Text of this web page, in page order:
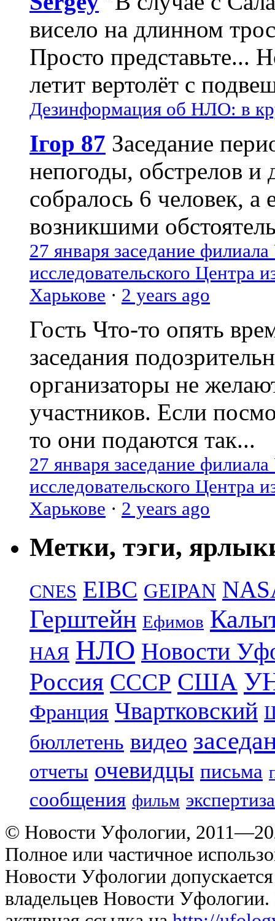
висело на длинном
Просто представьте...
летит вертолёт с
Дезинформация об НЛО: в
Ігор 87 Заседание
непогоды, обстрелов и
собралось 6 человек, а
возникшими
27 января заседание
исследовательского Центра
Харькове · 2 years ago
Гость Что-то опять
заседания
организаторы не
участников. Если
то они подаются так...
27 января заседание
исследовательского Центра
Харькове · 2 years ago
Метки, тэги,
CNES EIBC GEIPAN
Герштейн Ефимов
НАЯ НЛО Новости
Россия СССР США
Франция Чвартковский
бюллетень видео
отчеты очевидцы письма
сообщения фильм экспертиза
© Новости Уфологии,
Полное или частичное
Новости Уфологии
владельцев Новости